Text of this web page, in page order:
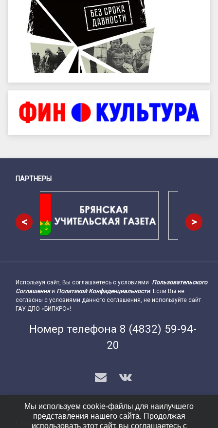
Снизу
ПАРТНЕРЫ
< >
Подвал сайта → влево
Используя сайт, Вы соглашаетесь с условиями Пользовательского
Соглашенияи Политикой Конфиденциальности. Если Вы не
согласны с условиями данного соглашения, не используйте сайт
ГАУ ДПО «БИПКРО»!
Номер телефона 8 (4832) 59-94-
20
E-mail
VK
© БИПКРО. Все права защищены.
Подвал сайта → вправо
г. Брянск, ул. Димитрова, стр. 112Б
Мы используем cookie-файлы для наилучшего
представления нашего сайта. Продолжая
использовать этот сайт, вы соглашаетесь с